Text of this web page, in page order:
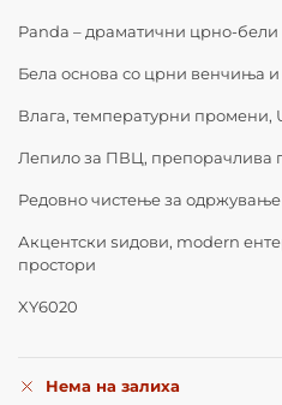
Panda – драматични црно-бели
Бела основа со црни венчиња и
Влага, температурни промени,
Лепило за ПВЦ, препорачлива
Редовно чистење за одржување
Акцентски ѕидови, modern
простори
XY6020
Нема на залиха